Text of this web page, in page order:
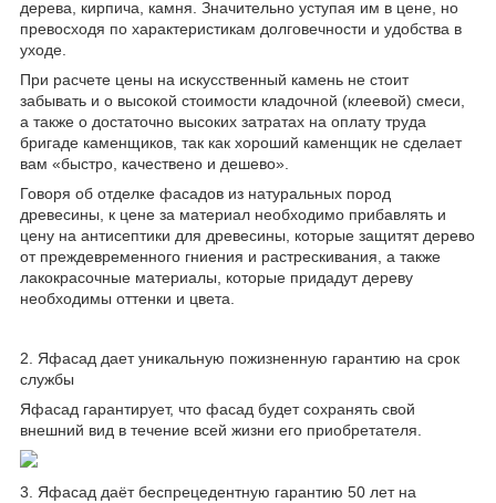
дерева, кирпича, камня. Значительно уступая им в цене, но
превосходя по характеристикам долговечности и удобства в
уходе.
При расчете цены на искусственный камень не стоит
забывать и о высокой стоимости кладочной (клеевой) смеси,
а также о достаточно высоких затратах на оплату труда
бригаде каменщиков, так как хороший каменщик не сделает
вам «быстро, качествено и дешево».
Говоря об отделке фасадов из натуральных пород
древесины, к цене за материал необходимо прибавлять и
цену на антисептики для древесины, которые защитят дерево
от преждевременного гниения и растрескивания, а также
лакокрасочные материалы, которые придадут дереву
необходимы оттенки и цвета.
2. Яфасад дает уникальную пожизненную гарантию на срок
службы
Яфасад гарантирует, что фасад будет сохранять свой
внешний вид в течение всей жизни его приобретателя.
3. Яфасад даёт беспрецедентную гарантию 50 лет на